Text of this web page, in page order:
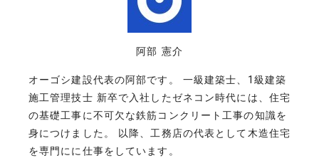
阿部 憲介
オーゴシ建設代表の阿部です。 一級建築士、1級建築
施工管理技士 新卒で入社したゼネコン時代には、住宅
の基礎工事に不可欠な鉄筋コンクリート工事の知識を
身につけました。 以降、工務店の代表として木造住宅
を専門にに仕事をしています。